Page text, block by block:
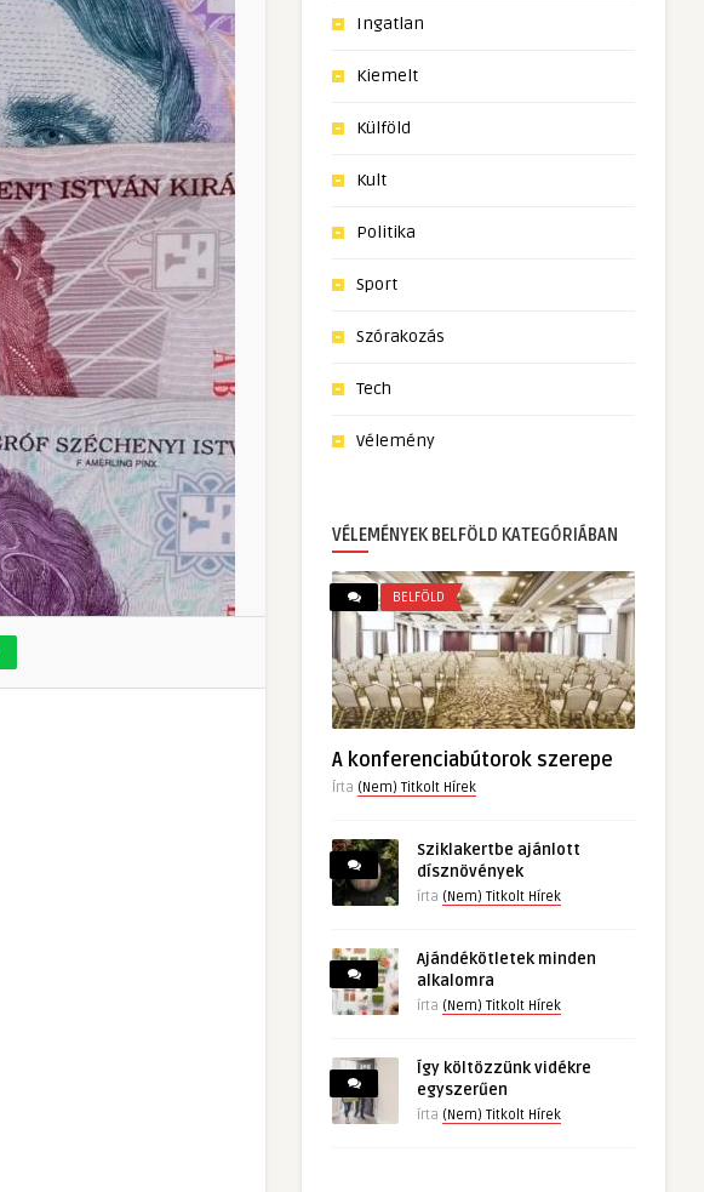
Ingatlan
Kiemelt
Külföld
Kult
Politika
Sport
Szórakozás
Tech
Vélemény
VÉLEMÉNYEK BELFÖLD KATEGÓRIÁBAN
BELFÖLD
A konferenciabútorok szerepe
Írta (Nem) Titkolt Hírek
Sziklakertbe ajánlott
dísznövények
írta (Nem) Titkolt Hírek
Ajándékötletek minden
alkalomra
írta (Nem) Titkolt Hírek
Így költözzünk vidékre
egyszerűen
írta (Nem) Titkolt Hírek